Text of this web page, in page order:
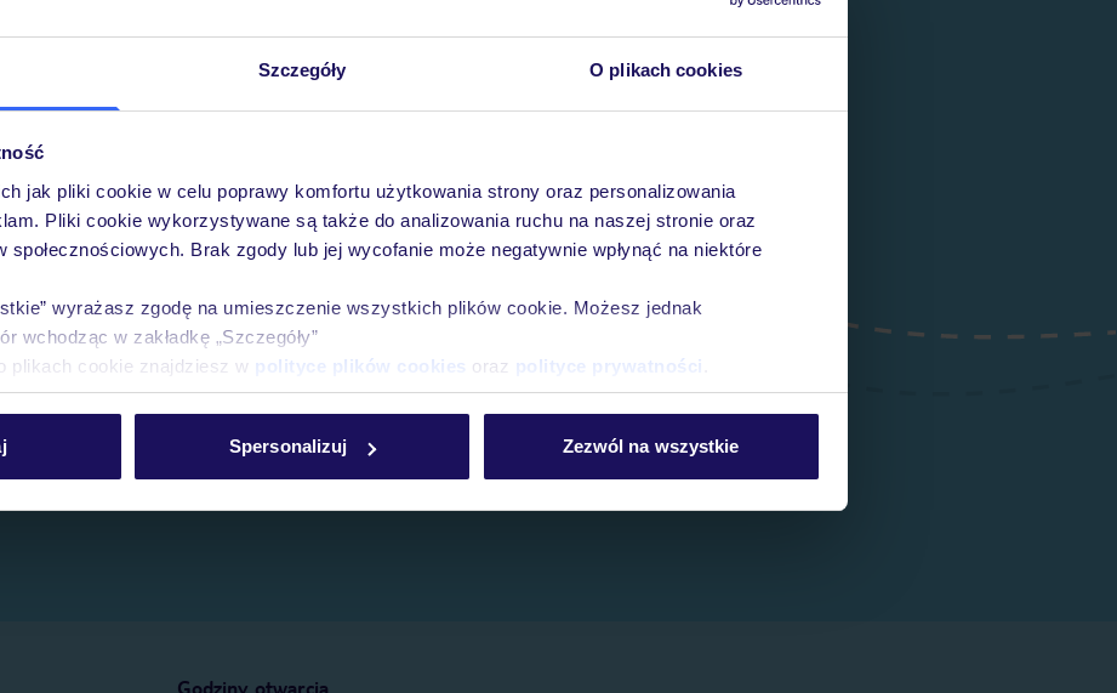
Szczegóły O plikach cookies
jak pliki cookie w celu poprawy komfortu użytkowania strony oraz personalizowania
Pliki cookie wykorzystywane są także do analizowania ruchu na naszej stronie oraz
społecznościowych. Brak zgody lub jej wycofanie może negatywnie wpłynąć na niektóre
wyrażasz zgodę na umieszczenie wszystkich plików cookie. Możesz jednak
wchodząc w zakładkę „Szczegóły”
plikach cookie znajdziesz w polityce plików cookies oraz polityce prywatności
Spersonalizuj Zezwól na wszystkie
Godziny otwarcia